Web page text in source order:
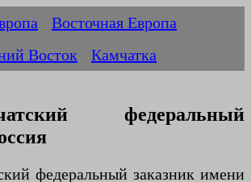
Восточная Европа
Восток Камчатка
федеральный
федеральный заказник имени